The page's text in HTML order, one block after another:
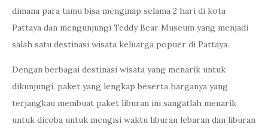
dimana para tamu bisa menginap selama 2 hari di kota
Pattaya dan mengunjungi Teddy Bear Museum yang menjadi
salah satu destinasi wisata keluarga popuer di Pattaya.
Dengan berbagai destinasi wisata yang menarik untuk
dikunjungi, paket yang lengkap beserta harganya yang
terjangkau membuat paket liburan ini sangatlah menarik
untuk dicoba untuk mengisi waktu liburan lebaran dan liburan